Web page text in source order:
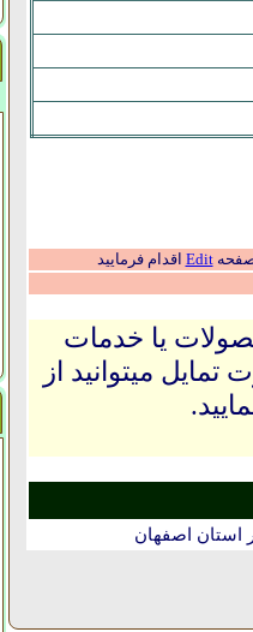
صفحهEdit اقدام فرمایید
یا خدمات
میتوانید از
استان اصفهان